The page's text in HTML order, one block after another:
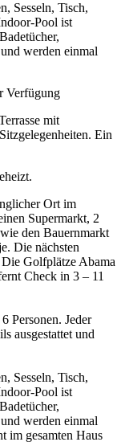
Sesseln, Tisch,
Pool ist
werden einmal
Verfügung
mit
Ein
Ort im
Supermarkt, 2
den Bauernmarkt
Die nächsten
Golfplätze Abama
Check in 3 – 11
Personen. Jeder
ausgestattet und
Sesseln, Tisch,
Pool ist
werden einmal
im gesamten Haus